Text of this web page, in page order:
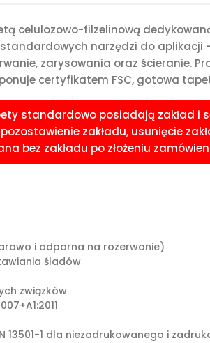
celulozowo-filzelinową
narzędzi do
zarysowania oraz ścieranie.
certyfikatem FSC, gotowa
standardowo posiadają zakład i
zakładu, usunięcie
bez zakładu po złożeniu
i odporna na rozerwanie)
śladów
związków
13501-1 dla niezadrukowanego i